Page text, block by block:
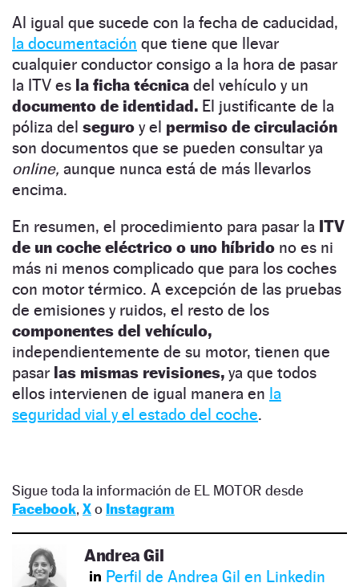
Al igual que sucede con la fecha de caducidad,
la documentación que tiene que llevar
cualquier conductor consigo a la hora de pasar
la ITV es la ficha técnica del vehículo y un
documento de identidad. El justificante de la
póliza del seguro y el permiso de circulación
son documentos que se pueden consultar ya
online, aunque nunca está de más llevarlos
encima.
En resumen, el procedimiento para pasar la ITV
de un coche eléctrico o uno híbrido no es ni
más ni menos complicado que para los coches
con motor térmico. A excepción de las pruebas
de emisiones y ruidos, el resto de los
componentes del vehículo,
independientemente de su motor, tienen que
pasar las mismas revisiones, ya que todos
ellos intervienen de igual manera en la
seguridad vial y el estado del coche.
Sigue toda la información de EL MOTOR desde
Facebook, Xo Instagram
Andrea Gil
Perfil de Andrea Gil en Linkedin